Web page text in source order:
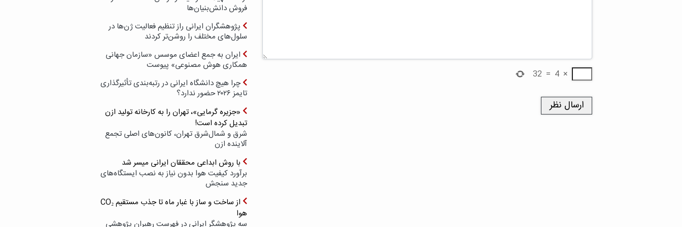
×
4
=
32
فروش دانش‌بنیان‌ها
پژوهشگران ایرانی راز تنظیم فعالیت ژن‌ها در
سلول‌های مختلف را روشن‌تر کردند
ایران به جمع اعضای موسس «سازمان جهانی
همکاری هوش مصنوعی» پیوست
چرا هیچ دانشگاه ایرانی در رتبه‌بندی تأثیرگذاری
تایمز ۲۰۲۶ حضور ندارد؟
«جزیره گرمایی»، تهران را به کارخانه تولید ازن
تبدیل کرده است!
شرق و شمال‌شرق تهران، کانون‌های اصلی تجمع
آلاینده ازن
با روش ابداعی محققان ایرانی میسر شد
برآورد کیفیت هوا بدون نیاز به نصب ایستگاه‌های
جدید سنجش
از ساخت و ساز با غبار ماه تا جذب مستقیم CO₂
هوا
سه پژوهشگر ایرانی در فهرست رهبران پژوهشی